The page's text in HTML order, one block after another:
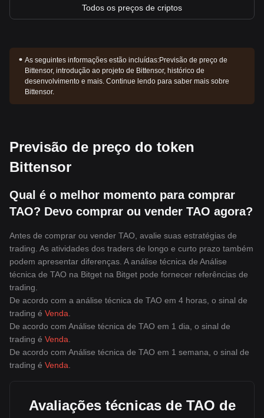
Todos os preços de criptos
As seguintes informações estão incluídas:Previsão de preço de
Bittensor, introdução ao projeto de Bittensor, histórico de
desenvolvimento e mais. Continue lendo para saber mais sobre
Bittensor.
Previsão de preço do token
Bittensor
Qual é o melhor momento para comprar
TAO? Devo comprar ou vender TAO agora?
Antes de comprar ou vender TAO, avalie suas estratégias de
trading. As atividades dos traders de longo e curto prazo também
podem apresentar diferenças. A análise técnica de Análise
técnica de TAO na Bitget na Bitget pode fornecer referências de
trading.
De acordo com a análise técnica de TAO em 4 horas, o sinal de
trading é Venda
De acordo com Análise técnica de TAO em 1 dia, o sinal de
trading é Venda
De acordo com Análise técnica de TAO em 1 semana, o sinal de
trading é Venda
Avaliações técnicas de TAO de